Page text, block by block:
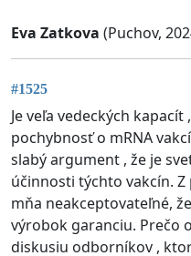
Eva Zatkova (Puchov,
#1525
Je veľa vedeckých
pochybnosť o mRNA
slabý argument , že je
účinnosti týchto vakcín.
mňa neakceptovateľné,
výrobok garanciu. Prečo
diskusiu odborníkov ,